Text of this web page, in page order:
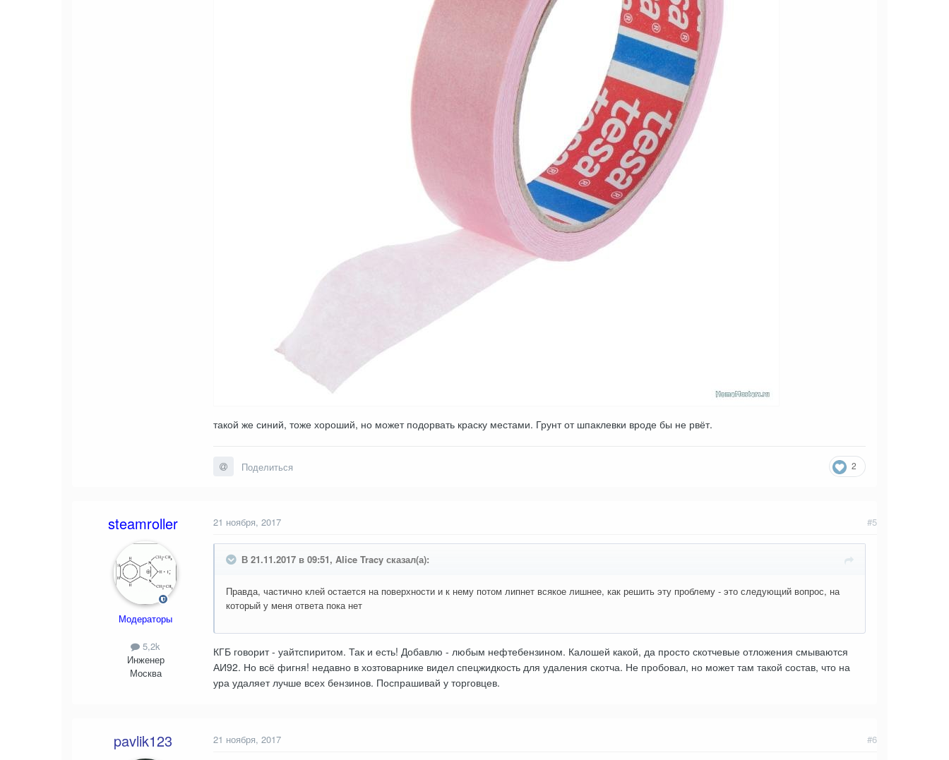
такой же синий, тоже хороший, но может подорвать краску местами. Грунт от шпаклевки вроде бы не рвёт.
2
Поделиться
steamroller
Модераторы
5,2k
Инженер
Москва
#5
21 ноября, 2017
В 21.11.2017 в 09:51, Alice Tracy сказал(а):
Правда, частично клей остается на поверхности и к нему потом липнет всякое лишнее, как решить эту проблему - это следующий вопрос, на
который у меня ответа пока нет
КГБ говорит - уайтспиритом. Так и есть! Добавлю - любым нефтебензином. Калошей какой, да просто скотчевые отложения смываются
АИ92. Но всё фигня! недавно в хозтоварнике видел спецжидкость для удаления скотча. Не пробовал, но может там такой состав, что на
ура удаляет лучше всех бензинов. Поспрашивай у торговцев.
pavlik123 #6
21 ноября, 2017